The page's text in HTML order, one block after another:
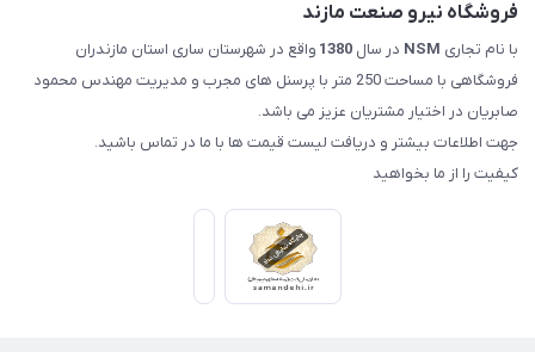
فروشگاه نیرو صنعت مازند
با نام تجاری NSM در سال 1380 واقع در شهرستان ساری استان مازندران
فروشگاهی با مساحت 250 متر با پرسنل های مجرب و مدیریت مهندس محمود
صابریان در اختیار مشتریان عزیز می باشد.
جهت اطلاعات بیشتر و دریافت لیست قیمت ها با ما در تماس باشید.
کیفیت را از ما بخواهید